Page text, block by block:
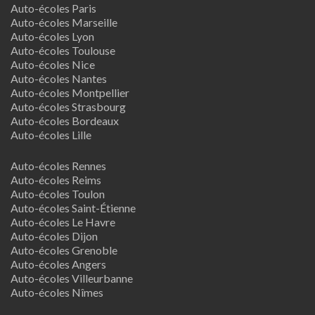
Auto-écoles Paris
Auto-écoles Marseille
Auto-écoles Lyon
Auto-écoles Toulouse
Auto-écoles Nice
Auto-écoles Nantes
Auto-écoles Montpellier
Auto-écoles Strasbourg
Auto-écoles Bordeaux
Auto-écoles Lille
Auto-écoles Rennes
Auto-écoles Reims
Auto-écoles Toulon
Auto-écoles Saint-Étienne
Auto-écoles Le Havre
Auto-écoles Dijon
Auto-écoles Grenoble
Auto-écoles Angers
Auto-écoles Villeurbanne
Auto-écoles Nîmes